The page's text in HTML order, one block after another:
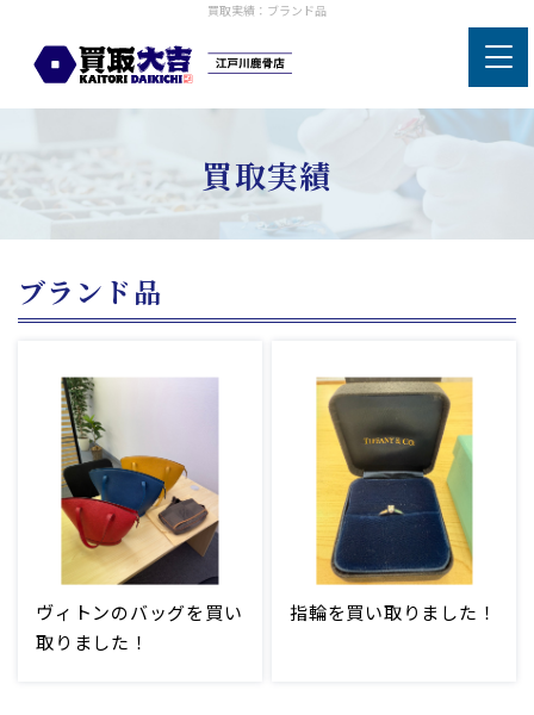
買取実績：ブランド品
買取実績
ブランド品
ヴィトンのバッグを買い
取りました！
指輪を買い取りました！